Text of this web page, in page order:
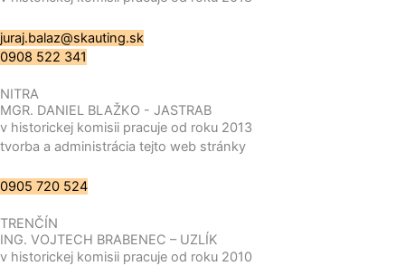
juraj.balaz@skauting.sk
0908 522 341
NITRA
MGR. DANIEL BLAŽKO - JASTRAB
v historickej komisii pracuje od roku 2013
tvorba a administrácia tejto web stránky
0905 720 524
TRENČÍN
ING. VOJTECH BRABENEC – UZLÍK
v historickej komisii pracuje od roku 2010